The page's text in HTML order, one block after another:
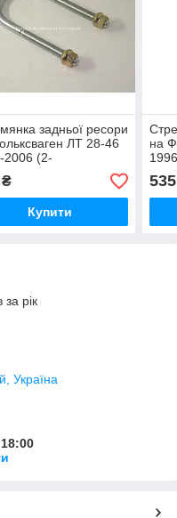
задньої ресори
ЛТ 28-46
2006 (2-
TES
U00131
Купити
на
535
за рік
Україна